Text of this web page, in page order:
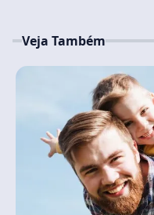
Veja Também